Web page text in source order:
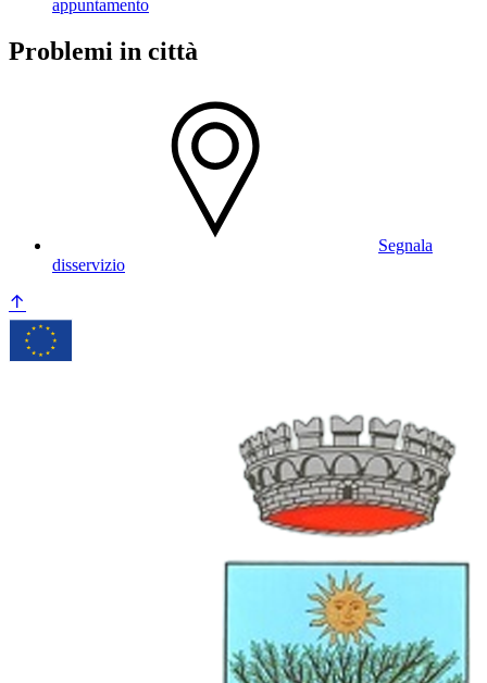
appuntamento
Problemi in città
Segnala
disservizio